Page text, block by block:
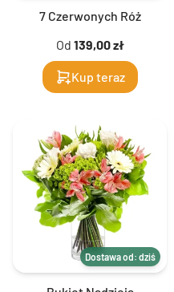
7 Czerwonych Róż
Od 139,00 zł
Kup teraz
Dostawa od: dziś